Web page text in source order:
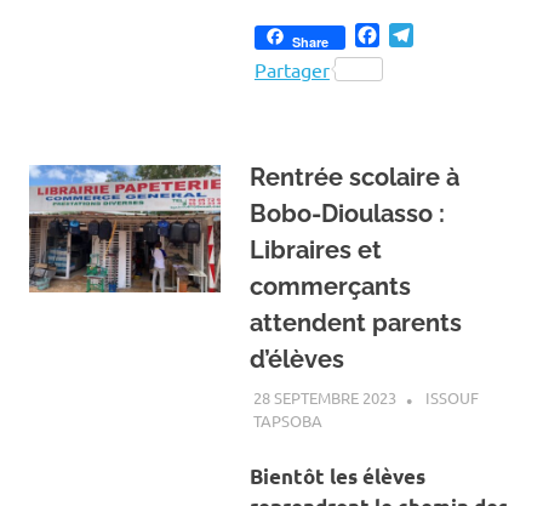
Share Facebook
Partager
Rentrée scolaire à
Bobo-Dioulasso :
Libraires et
commerçants
attendent parents
d’élèves
28 SEPTEMBRE 2023
ISSOUF
TAPSOBA
Bientôt les élèves